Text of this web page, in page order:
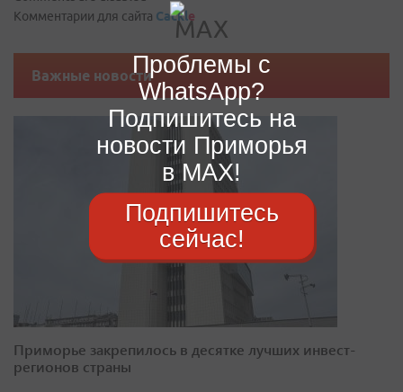
Комментарии для сайта Cackle
Важные новости
Приморье закрепилось в десятке лучших инвест-
регионов страны
Проблемы с
WhatsApp?
Подпишитесь на
новости Приморья
в MAX!
Подпишитесь
сейчас!